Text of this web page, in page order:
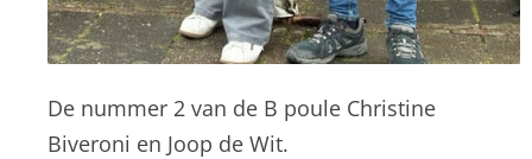
De nummer 2 van de B poule Christine
Biveroni en Joop de Wit.